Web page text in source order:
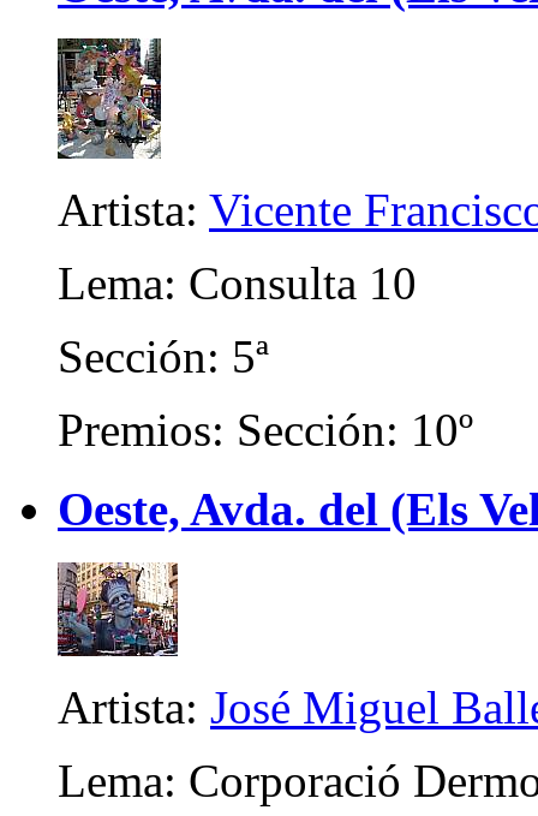
Artista: Vicente
Lema: Consulta 10
Sección: 5ª
Premios: Sección: 10º
Oeste, Avda. del (Els
Artista: José Miguel
Lema: Corporació